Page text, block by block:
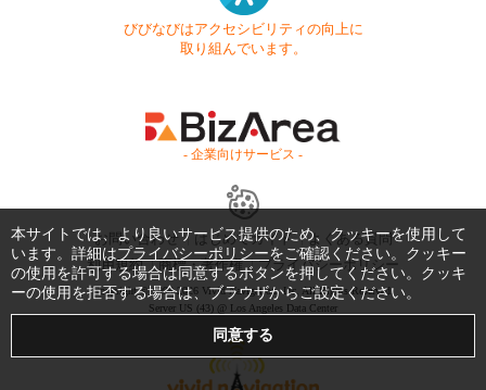
びびなびはアクセシビリティの向上に
取り組んでいます。
- 企業向けサービス -
お問い合わせ はじめてガイド
よくある質問
利用規約
商標・著作権 プライバシーポリシー
Copyright © 1999-2026 Vivid Navigation, Inc. All Rights Reserved.
Server US (43) @ Los Angeles Data Center
本サイトでは、より良いサービス提供のため、クッキーを使用して
います。詳細はプライバシーポリシーをご確認ください。クッキー
の使用を許可する場合は同意するボタンを押してください。クッキ
ーの使用を拒否する場合は、ブラウザからご設定ください。